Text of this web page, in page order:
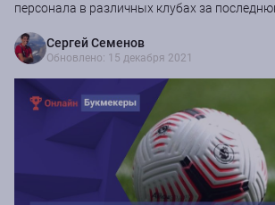
персонала в различных клубах за
Сергей Семенов
Обновлено: 15 декабря 2021